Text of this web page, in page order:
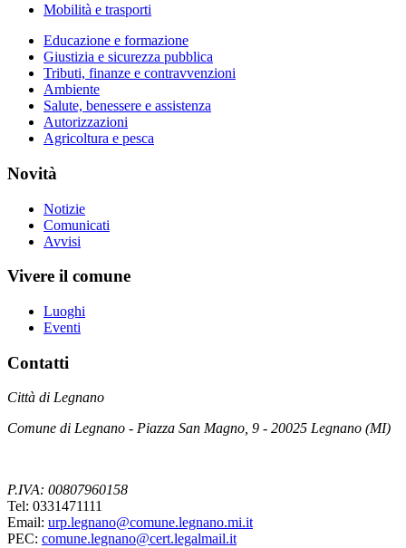
Mobilità e trasporti
Educazione e formazione
Giustizia e sicurezza pubblica
Tributi, finanze e contravvenzioni
Ambiente
Salute, benessere e assistenza
Autorizzazioni
Agricoltura e pesca
Novità
Notizie
Comunicati
Avvisi
Vivere il comune
Luoghi
Eventi
Contatti
Città di Legnano
Comune di Legnano - Piazza San Magno, 9 - 20025 Legnano (MI)
P.IVA: 00807960158
Tel: 0331471111
Email: urp.legnano@comune.legnano.mi.it
PEC: comune.legnano@cert.legalmail.it